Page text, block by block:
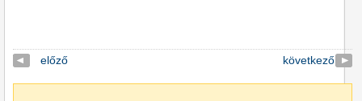
előző következő